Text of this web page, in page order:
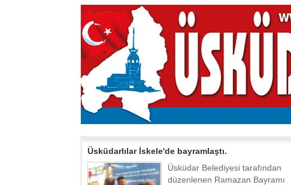
Üsküdarlılar İskele'de bayramlaştı.
Üsküdar Belediyesi tarafından
düzenlenen Ramazan Bayramı